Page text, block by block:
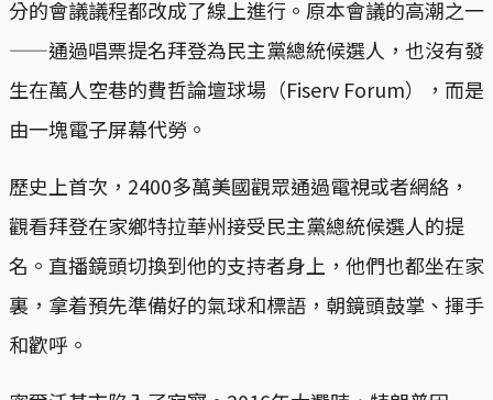
分的會議議程都改成了線上進行。原本會議的高潮之一
——通過唱票提名拜登為民主黨總統候選人，也沒有發
生在萬人空巷的費哲論壇球場（Fiserv Forum），而是
由一塊電子屏幕代勞。
歷史上首次，2400多萬美國觀眾通過電視或者網絡，
觀看拜登在家鄉特拉華州接受民主黨總統候選人的提
名。直播鏡頭切換到他的支持者身上，他們也都坐在家
裏，拿着預先準備好的氣球和標語，朝鏡頭鼓掌、揮手
和歡呼。